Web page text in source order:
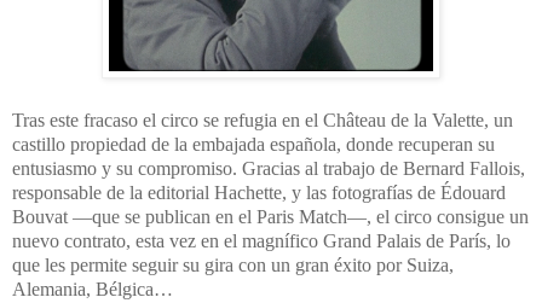
Tras este fracaso el circo se refugia en el Château de la Valette, un
castillo propiedad de la embajada española, donde recuperan su
entusiasmo y su compromiso. Gracias al trabajo de Bernard Fallois,
responsable de la editorial Hachette, y las fotografías de Édouard
Bouvat —que se publican en el Paris Match—, el circo consigue un
nuevo contrato, esta vez en el magnífico Grand Palais de París, lo
que les permite seguir su gira con un gran éxito por Suiza,
Alemania, Bélgica…